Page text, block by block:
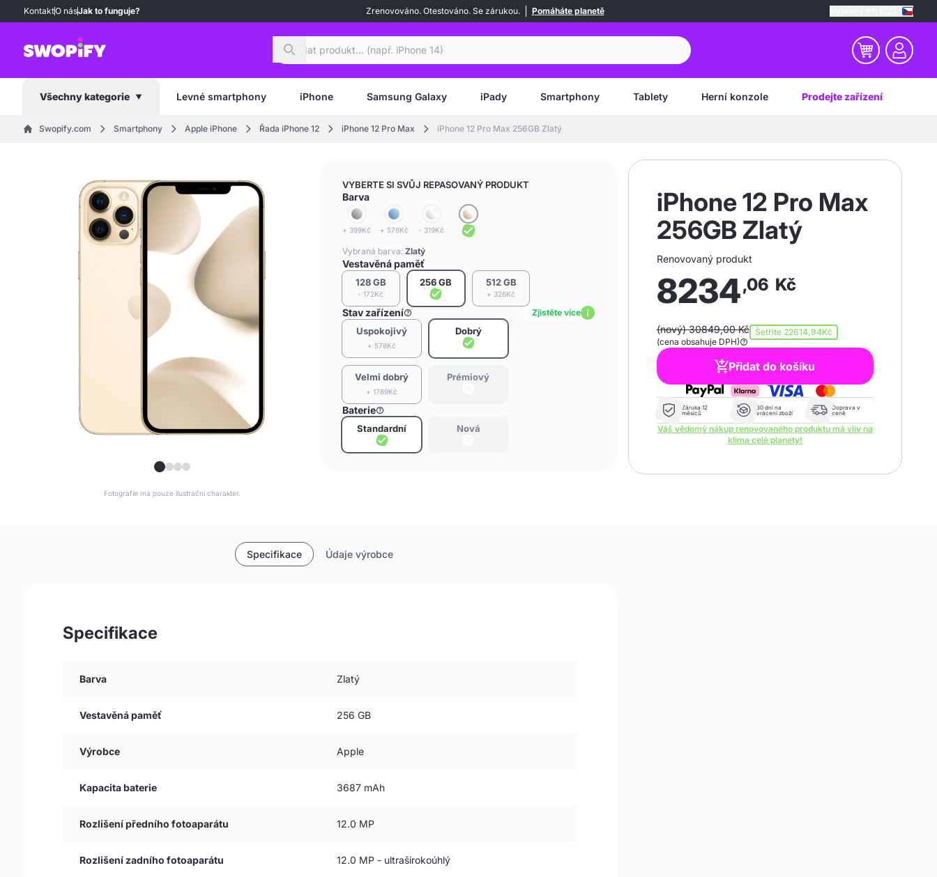
KontaktO násJak to funguje? Zrenovováno. Otestováno. Se zárukou. Pomáháte planetě
Všechny kategorie Levné smartphony iPhone Samsung Galaxy iPady Smartphony Tablety Herní konzole Prodejte zařízení
Swopify.com Smartphony Apple iPhone Řada iPhone 12 iPhone 12 Pro Max iPhone 12 Pro Max 256GB Zlatý
Fotografie má pouze ilustrační charakter.
VYBERTE SI SVŮJ REPASOVANÝ PRODUKT
Barva
+ 399Kč + 578Kč - 319Kč
Vybraná barva:Zlatý
Vestavěná paměť
128 GB
- 172Kč
256 GB 512 GB
+ 326Kč
Stav zařízení Zjistěte více
Uspokojivý
+ 578Kč
Dobrý
Velmi dobrý
+ 1789Kč
Prémiový
Baterie
Standardní Nová
Specifikace Údaje výrobce
Specifikace
Barva Zlatý
Vestavěná paměť 256 GB
Výrobce Apple
Kapacita baterie 3687 mAh
Rozlišení předního fotoaparátu 12.0 MP
Rozlišení zadního fotoaparátu 12.0 MP - ultraširokoúhlý
iPhone 12 Pro Max
256GB Zlatý
Renovovaný produkt
8234,06 Kč
(nový) 30849,00 Kč
(cena obsahuje DPH)
Šetříte 22614,94Kč
Přidat do košíku
Záruka 12
měsíců
30 dní na
vrácení zboží
Doprava v
ceně
Váš vědomý nákup renovovaného produktu má vliv na
klima celé planety!